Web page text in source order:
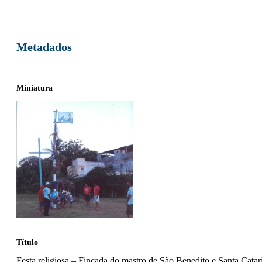
Metadados
Título
Miniatura